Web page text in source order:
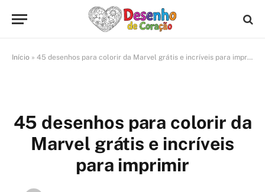
Início » 45 desenhos para colorir da Marvel grátis e incríveis para imprimir
45 desenhos para colorir da
Marvel grátis e incríveis
para imprimir